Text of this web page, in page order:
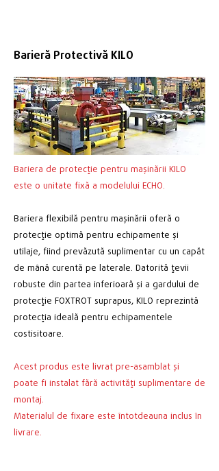
Barieră Protectivă KILO
Bariera de protecție pentru mașinării KILO
este o unitate fixă a modelului ECHO.
Bariera flexibilă pentru mașinării oferă o
protecție optimă pentru echipamente și
utilaje, fiind prevăzută suplimentar cu un capăt
de mână curentă pe laterale. Datorită țevii
robuste din partea inferioară și a gardului de
protecție FOXTROT suprapus, KILO reprezintă
protecția ideală pentru echipamentele
costisitoare.
Acest produs este livrat pre-asamblat și
poate fi instalat fără activități suplimentare de
montaj.
Materialul de fixare este întotdeauna inclus în
livrare.